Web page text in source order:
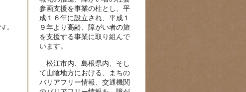
参画支援を事業の柱とし、平
成１６年に設立され、平成１
９年より高齢、障がい者の旅
を支援する事業に取り組んで
います。
松江市内、島根県内、そし
て山陰地方における、まちの
バリアフリー情報、交通機関